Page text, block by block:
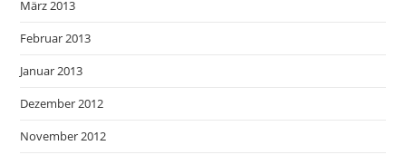
März 2013
Februar 2013
Januar 2013
Dezember 2012
November 2012